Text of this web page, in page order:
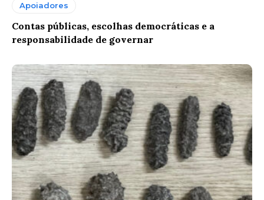
Apoiadores
Contas públicas, escolhas democráticas e a
responsabilidade de governar